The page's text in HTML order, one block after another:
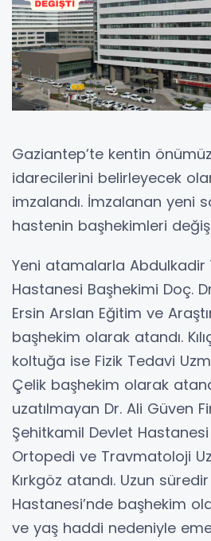
Gaziantep’te kentin
idarecilerini belirleyecek
imzalandı. İmzalanan yeni
hastenin başhekimleri
Yeni atamalarla Abdulkadir
Hastanesi Başhekimi Doç.
Ersin Arslan Eğitim ve
başhekim olarak atandı.
koltuğa ise Fizik Tedavi
Çelik başhekim olarak
uzatılmayan Dr. Ali Güven
Şehitkamil Devlet
Ortopedi ve Travmatoloji
Kırkgöz atandı. Uzun
Hastanesi’nde başhekim
ve yaş haddi nedeniyle